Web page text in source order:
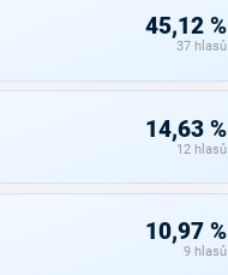
45,12 %
37 hlasů
14,63 %
12 hlasů
10,97 %
9 hlasů